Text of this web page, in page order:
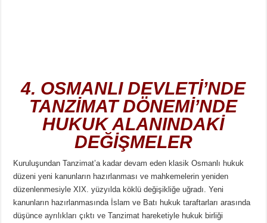
4. OSMANLI DEVLETİ’NDE
TANZİMAT DÖNEMİ’NDE
HUKUK ALANINDAKİ
DEĞİŞMELER
Kuruluşundan Tanzimat’a kadar devam eden klasik Osmanlı hukuk
düzeni yeni kanunların hazırlanması ve mahkemelerin yeniden
düzenlenmesiyle XIX. yüzyılda köklü değişikliğe uğradı. Yeni
kanunların hazırlanmasında İslam ve Batı hukuk taraftarları arasında
düşünce ayrılıkları çıktı ve Tanzimat hareketiyle hukuk birliği